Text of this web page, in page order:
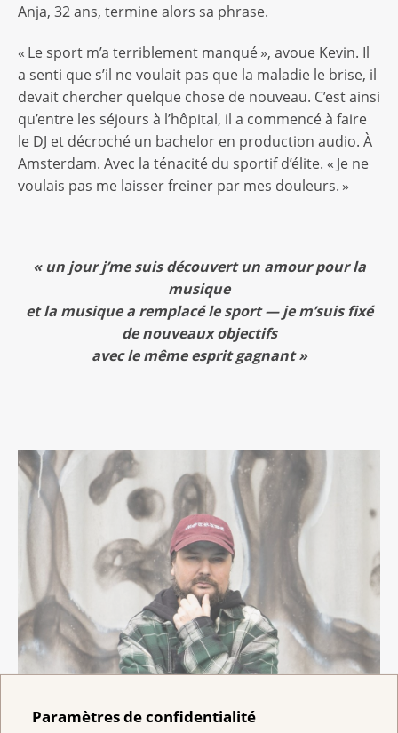
Paramètres de confidentialité
Anja, 32 ans, termine alors sa phrase.
« Le sport m’a terriblement manqué », avoue Kevin. Il
a senti que s’il ne voulait pas que la maladie le brise, il
devait chercher quelque chose de nouveau. C’est ainsi
qu’entre les séjours à l’hôpital, il a commencé à faire
le DJ et décroché un bachelor en production audio. À
Amsterdam. Avec la ténacité du sportif d’élite. « Je ne
voulais pas me laisser freiner par mes douleurs. »
« un jour j’me suis découvert un amour pour la
musique
et la musique a remplacé le sport — je m’suis fixé
de nouveaux objectifs
avec le même esprit gagnant »